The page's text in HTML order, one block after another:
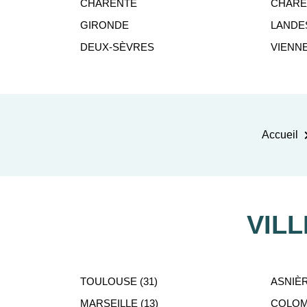
Corrèze, la foire
L’image du département se reflète à
de tous les avantages touristiques,
CHARENTE
GIRONDE
DEUX-SÈVRES
Accueil
TOULOUSE (31)
MARSEILLE (13)